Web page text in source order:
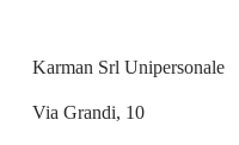
Karman Srl Unipersonale
Via Grandi, 10